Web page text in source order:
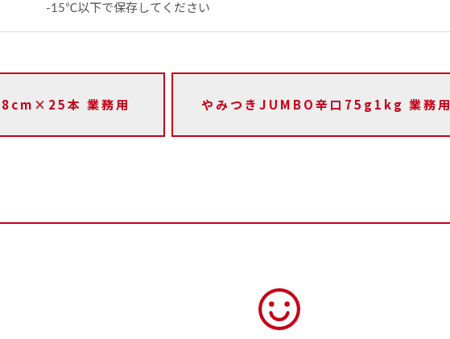
-15℃以下で保存してください
本 業務用 やみつきJUMBO辛口75g1kg 業務用